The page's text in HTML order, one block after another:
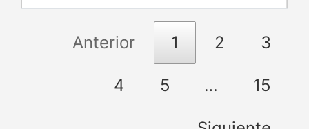
Anterior 1 2 3
4 5 … 15